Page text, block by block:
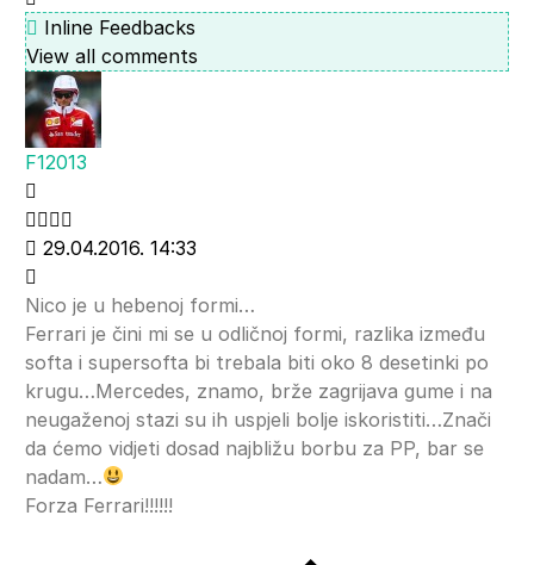
Inline Feedbacks
View all comments
F12013
29.04.2016. 14:33
Nico je u hebenoj formi…
Ferrari je čini mi se u odličnoj formi, razlika između
softa i supersofta bi trebala biti oko 8 desetinki po
krugu…Mercedes, znamo, brže zagrijava gume i na
neugaženoj stazi su ih uspjeli bolje iskoristiti…Znači
da ćemo vidjeti dosad najbližu borbu za PP, bar se
nadam…
Forza Ferrari!!!!!!